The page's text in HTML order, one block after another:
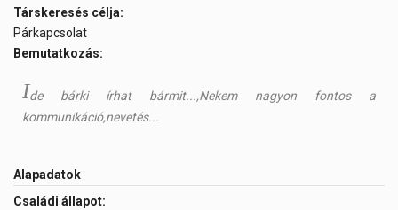
Társkeresés célja:
Párkapcsolat
Bemutatkozás:
Ide bárki írhat bármit...,Nekem nagyon fontos a
kommunikáció,nevetés...
Alapadatok
Családi állapot: